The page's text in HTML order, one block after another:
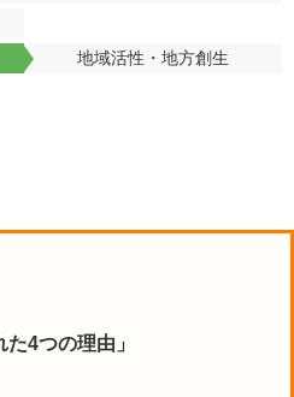
地域活性・地方創生
4つの理由」